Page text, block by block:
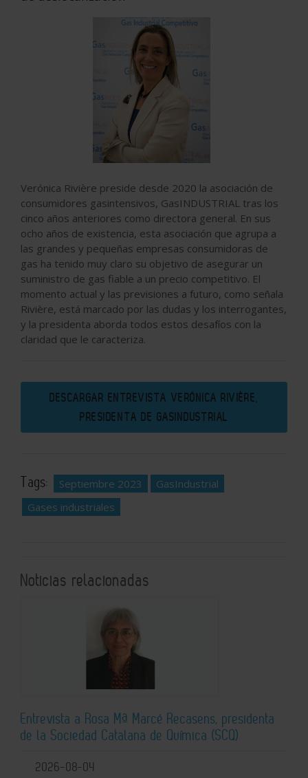
Verónica Rivière preside desde 2020 la asociación de
consumidores gasintensivos, GasINDUSTRIAL tras los
cinco años anteriores como directora general. En sus
ocho años de existencia, esta asociación que agrupa a
las grandes y pequeñas empresas consumidoras de
gas ha tenido muy claro su objetivo de asegurar un
suministro de gas fiable a un precio competitivo. El
momento actual y las previsiones a futuro, como señala
Rivière, está marcado por las dudas y los interrogantes,
y la presidenta aborda todos estos desafíos con la
claridad que le caracteriza.
DESCARGAR ENTREVISTA VERÓNICA RIVIÈRE,
PRESIDENTA DE GASINDUSTRIAL
Tags: Septiembre 2023
GasIndustrial
Gases industriales
Noticias relacionadas
Entrevista a Rosa Mª Marcé Recasens, presidenta
de la Sociedad Catalana de Química (SCQ)
2026-08-04